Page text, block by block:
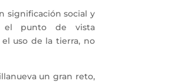
significación social y
el punto de vista
uso de la tierra, no
un gran reto,